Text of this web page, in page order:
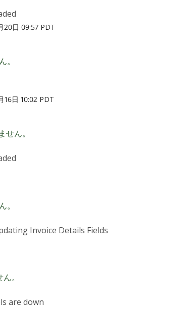
20日 09:57 PDT
16日 10:02 PDT
ん。
Invoice Details Fields
。
are down